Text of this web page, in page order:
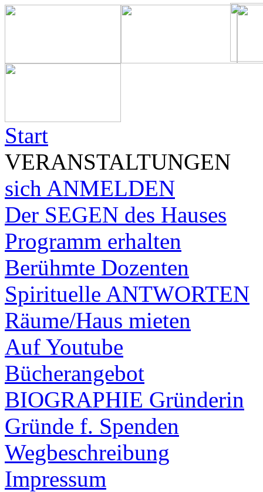
Start
VERANSTALTUNGEN
sich ANMELDEN
Der SEGEN des Hauses
Programm erhalten
Berühmte Dozenten
Spirituelle ANTWORTEN
Räume/Haus mieten
Auf Youtube
Bücherangebot
BIOGRAPHIE Gründerin
Gründe f. Spenden
Wegbeschreibung
Impressum